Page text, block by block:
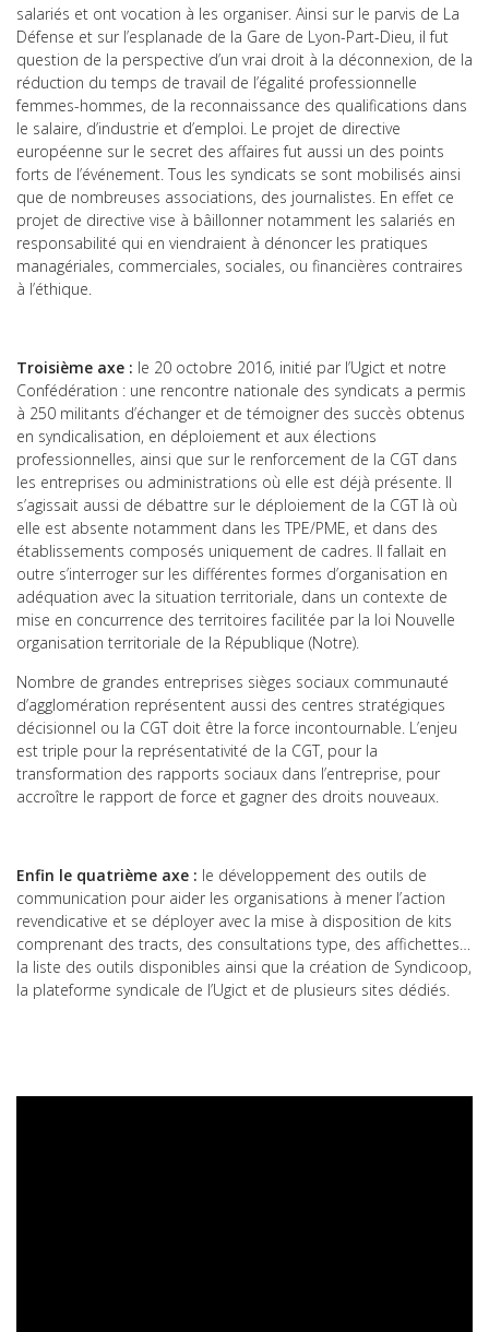
salariés et ont vocation à les organiser. Ainsi sur le parvis de La
Défense et sur l’esplanade de la Gare de Lyon-Part-Dieu, il fut
question de la perspective d’un vrai droit à la déconnexion, de la
réduction du temps de travail de l’égalité professionnelle
femmes-hommes, de la reconnaissance des qualifications dans
le salaire, d’industrie et d’emploi. Le projet de directive
européenne sur le secret des affaires fut aussi un des points
forts de l’événement. Tous les syndicats se sont mobilisés ainsi
que de nombreuses associations, des journalistes. En effet ce
projet de directive vise à bâillonner notamment les salariés en
responsabilité qui en viendraient à dénoncer les pratiques
managériales, commerciales, sociales, ou financières contraires
à l’éthique.
Troisième axe : le 20 octobre 2016, initié par l’Ugict et notre
Confédération : une rencontre nationale des syndicats a permis
à 250 militants d’échanger et de témoigner des succès obtenus
en syndicalisation, en déploiement et aux élections
professionnelles, ainsi que sur le renforcement de la CGT dans
les entreprises ou administrations où elle est déjà présente. Il
s’agissait aussi de débattre sur le déploiement de la CGT là où
elle est absente notamment dans les TPE/PME, et dans des
établissements composés uniquement de cadres. Il fallait en
outre s’interroger sur les différentes formes d’organisation en
adéquation avec la situation territoriale, dans un contexte de
mise en concurrence des territoires facilitée par la loi Nouvelle
organisation territoriale de la République (Notre).
Nombre de grandes entreprises sièges sociaux communauté
d’agglomération représentent aussi des centres stratégiques
décisionnel ou la CGT doit être la force incontournable. L’enjeu
est triple pour la représentativité de la CGT, pour la
transformation des rapports sociaux dans l’entreprise, pour
accroître le rapport de force et gagner des droits nouveaux.
Enfin le quatrième axe : le développement des outils de
communication pour aider les organisations à mener l’action
revendicative et se déployer avec la mise à disposition de kits
comprenant des tracts, des consultations type, des affichettes…
la liste des outils disponibles ainsi que la création de Syndicoop,
la plateforme syndicale de l’Ugict et de plusieurs sites dédiés.